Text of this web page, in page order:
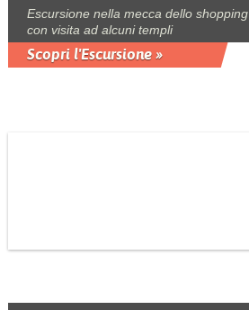
Escursione nella mecca dello shopping
con visita ad alcuni templi
Scopri l'Escursione »